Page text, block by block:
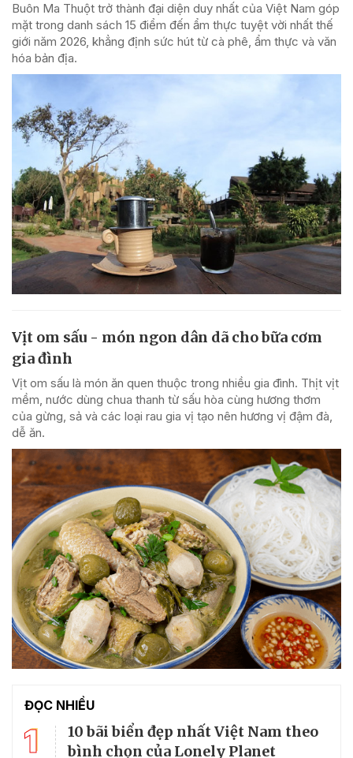
Buôn Ma Thuột trở thành đại diện duy nhất của Việt Nam góp
mặt trong danh sách 15 điểm đến ẩm thực tuyệt vời nhất thế
giới năm 2026, khẳng định sức hút từ cà phê, ẩm thực và văn
hóa bản địa.
Vịt om sấu - món ngon dân dã cho bữa cơm
gia đình
Vịt om sấu là món ăn quen thuộc trong nhiều gia đình. Thịt vịt
mềm, nước dùng chua thanh từ sấu hòa cùng hương thơm
của gừng, sả và các loại rau gia vị tạo nên hương vị đậm đà,
dễ ăn.
ĐỌC NHIỀU
1
10 bãi biển đẹp nhất Việt Nam theo
bình chọn của Lonely Planet